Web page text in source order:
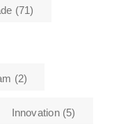
(71)
(2)
Innovation(5)